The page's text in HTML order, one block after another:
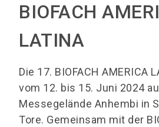
BIOFACH
LATINA
Die 17. BIOFACH AMERICA
vom 12. bis 15. Juni 2024
Messegelände Anhembi in
Tore. Gemeinsam mit der